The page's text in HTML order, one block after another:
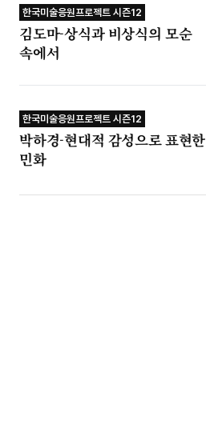
한국미술응원프로젝트 시즌12
김도마-상식과 비상식의 모순
속에서
한국미술응원프로젝트 시즌12
박하경-현대적 감성으로 표현한
민화